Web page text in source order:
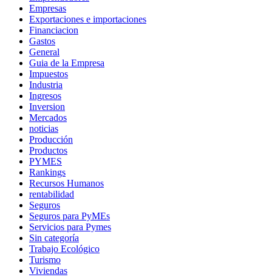
Empresas
Exportaciones e importaciones
Financiacion
Gastos
General
Guia de la Empresa
Impuestos
Industria
Ingresos
Inversion
Mercados
noticias
Producción
Productos
PYMES
Rankings
Recursos Humanos
rentabilidad
Seguros
Seguros para PyMEs
Servicios para Pymes
Sin categoría
Trabajo Ecológico
Turismo
Viviendas